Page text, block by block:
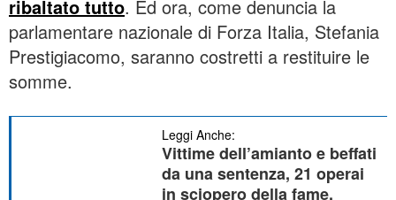
ribaltato tutto. Ed ora, come denuncia la
parlamentare nazionale di Forza Italia, Stefania
Prestigiacomo, saranno costretti a restituire le
somme.
Leggi Anche:
Vittime dell’amianto e beffati
da una sentenza, 21 operai
in sciopero della fame,